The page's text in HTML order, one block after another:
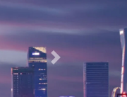
Next